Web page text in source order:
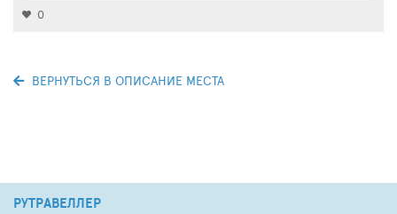
0
ВЕРНУТЬСЯ В ОПИСАНИЕ МЕСТА
РУТРАВЕЛЛЕР